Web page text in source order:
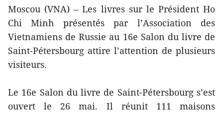
Moscou (VNA) – Les livres sur le Président Ho
Chi Minh présentés par l’Association des
Vietnamiens de Russie au 16e Salon du livre de
Saint-Pétersbourg attire l’attention de plusieurs
visiteurs.
Le 16e Salon du livre de Saint-Pétersbourg s’est
ouvert le 26 mai. Il réunit 111 maisons